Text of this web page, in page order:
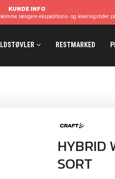
KUNDE INFO
længere ekspeditions- og leveringstider
RESTMARKED
HYBRID
SORT